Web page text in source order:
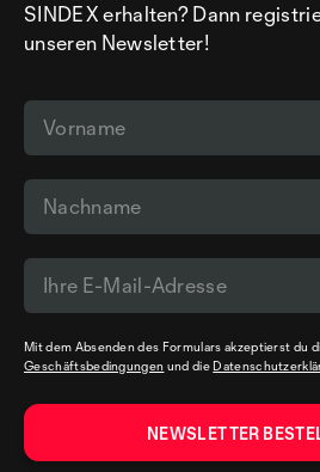
SINDEX erhalten? Dann
unseren Newsletter!
Mit dem Absenden des Formulars akzeptierst du
Geschäftsbedingungen und die